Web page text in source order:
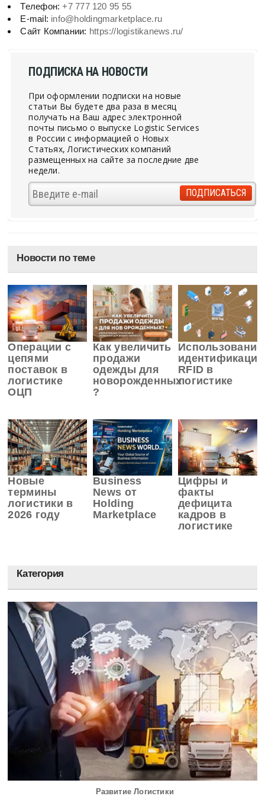
Телефон:+7 777 120 95 55
E-mail: info@holdingmarketplace.ru
Сайт Компании: https://logistikanews.ru/
ПОДПИСКА НА НОВОСТИ
При оформлении подписки на новые
статьи Вы будете два раза в месяц
получать на Ваш адрес электронной
почты письмо о выпуске Logistic Services
в России с информацией о Новых
Статьях, Логистических компаний
размещенных на сайте за последние две
недели.
Новости по теме
Операции с
цепями
поставок в
логистике
ОЦП
Как увеличить
продажи
одежды для
новорожденных
?
Использование
идентификации
RFID в
логистике
Новые
термины
логистики в
2026 году
Business
News от
Holding
Marketplace
Цифры и
факты
дефицита
кадров в
логистике
Категория
Развитие Логистики